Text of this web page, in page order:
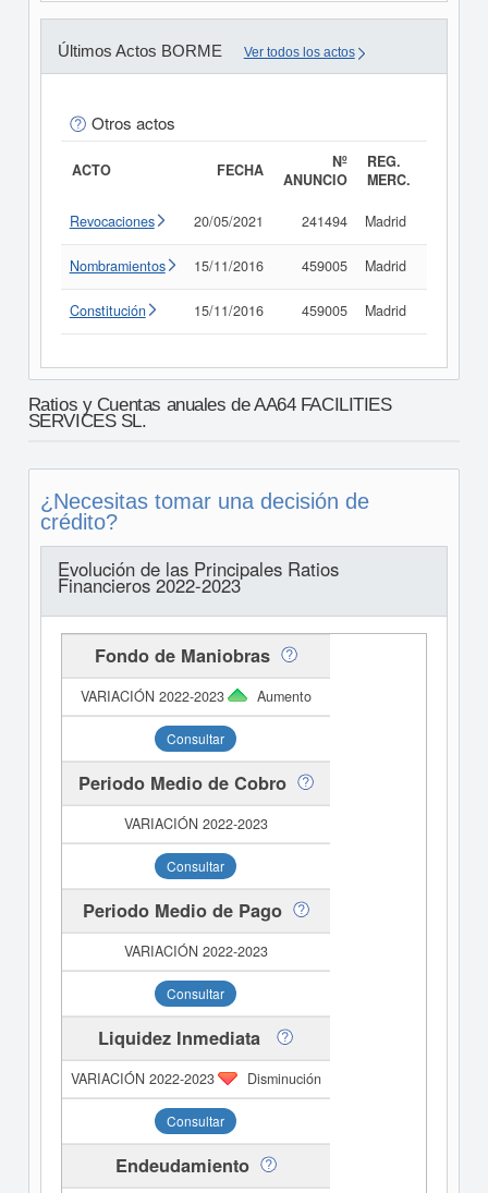
Últimos Actos BORME Ver todos los actos
Otros actos
ACTO FECHA
Nº
ANUNCIO
REG.
MERC.
Revocaciones 20/05/2021 241494 Madrid
Nombramientos 15/11/2016 459005 Madrid
Constitución 15/11/2016 459005 Madrid
Ratios y Cuentas anuales de AA64 FACILITIES
SERVICES SL.
¿Necesitas tomar una decisión de
crédito?
Evolución de las Principales Ratios
Financieros 2022-2023
Fondo de Maniobras
Aumento
Consultar
Periodo Medio de Cobro
Consultar
Periodo Medio de Pago
Consultar
Liquidez Inmediata
Disminución
Consultar
Endeudamiento